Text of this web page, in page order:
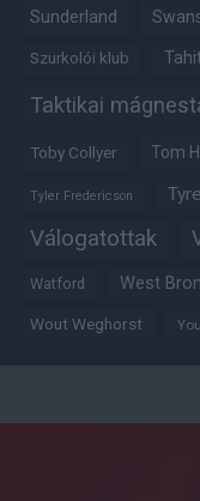
Sunderland
Szurkolói klub
Taktikai
Toby Collyer Tom
Tyler Fredericson
Válogatottak
Watford West
Wout Weghorst